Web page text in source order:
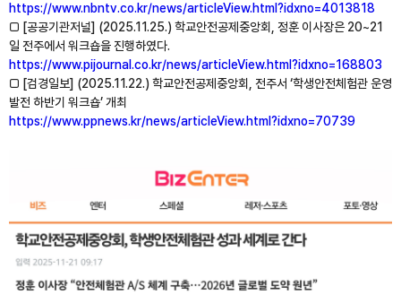
https://www.nbntv.co.kr/news/articleView.html?idxno=4013818
□ [공공기관저널] (2025.11.25.) 학교안전공제중앙회, 정훈 이사장은 20~21
일 전주에서 워크숍을 진행하였다.
https://www.pijournal.co.kr/news/articleView.html?idxno=168803
□ [검경일보] (2025.11.22.) 학교안전공제중앙회, 전주서 ‘학생안전체험관 운영
발전 하반기 워크숍’ 개최
https://www.ppnews.kr/news/articleView.html?idxno=70739